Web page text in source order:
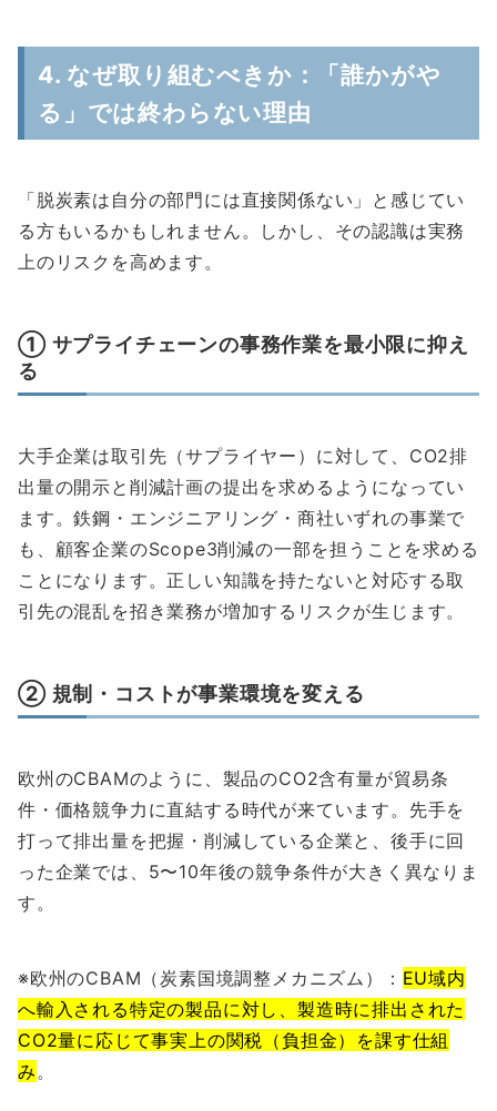
4. なぜ取り組むべきか：「誰かがや
る」では終わらない理由
「脱炭素は自分の部門には直接関係ない」と感じてい
る方もいるかもしれません。しかし、その認識は実務
上のリスクを高めます。
① サプライチェーンの事務作業を最小限に抑え
る
大手企業は取引先（サプライヤー）に対して、CO2排
出量の開示と削減計画の提出を求めるようになってい
ます。鉄鋼・エンジニアリング・商社いずれの事業で
も、顧客企業のScope3削減の一部を担うことを求める
ことになります。正しい知識を持たないと対応する取
引先の混乱を招き業務が増加するリスクが生じます。
② 規制・コストが事業環境を変える
欧州のCBAMのように、製品のCO2含有量が貿易条
件・価格競争力に直結する時代が来ています。先手を
打って排出量を把握・削減している企業と、後手に回
った企業では、5〜10年後の競争条件が大きく異なりま
す。
※欧州のCBAM（炭素国境調整メカニズム）： EU域内
へ輸入される特定の製品に対し、製造時に排出された
CO2量に応じて事実上の関税（負担金）を課す仕組
み。